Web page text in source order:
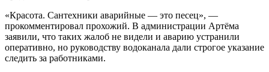
«Красота. Сантехники аварийные — это песец», —
прокомментировал прохожий. В администрации Артёма
заявили, что таких жалоб не видели и аварию устранили
оперативно, но руководству водоканала дали строгое указание
следить за работниками.